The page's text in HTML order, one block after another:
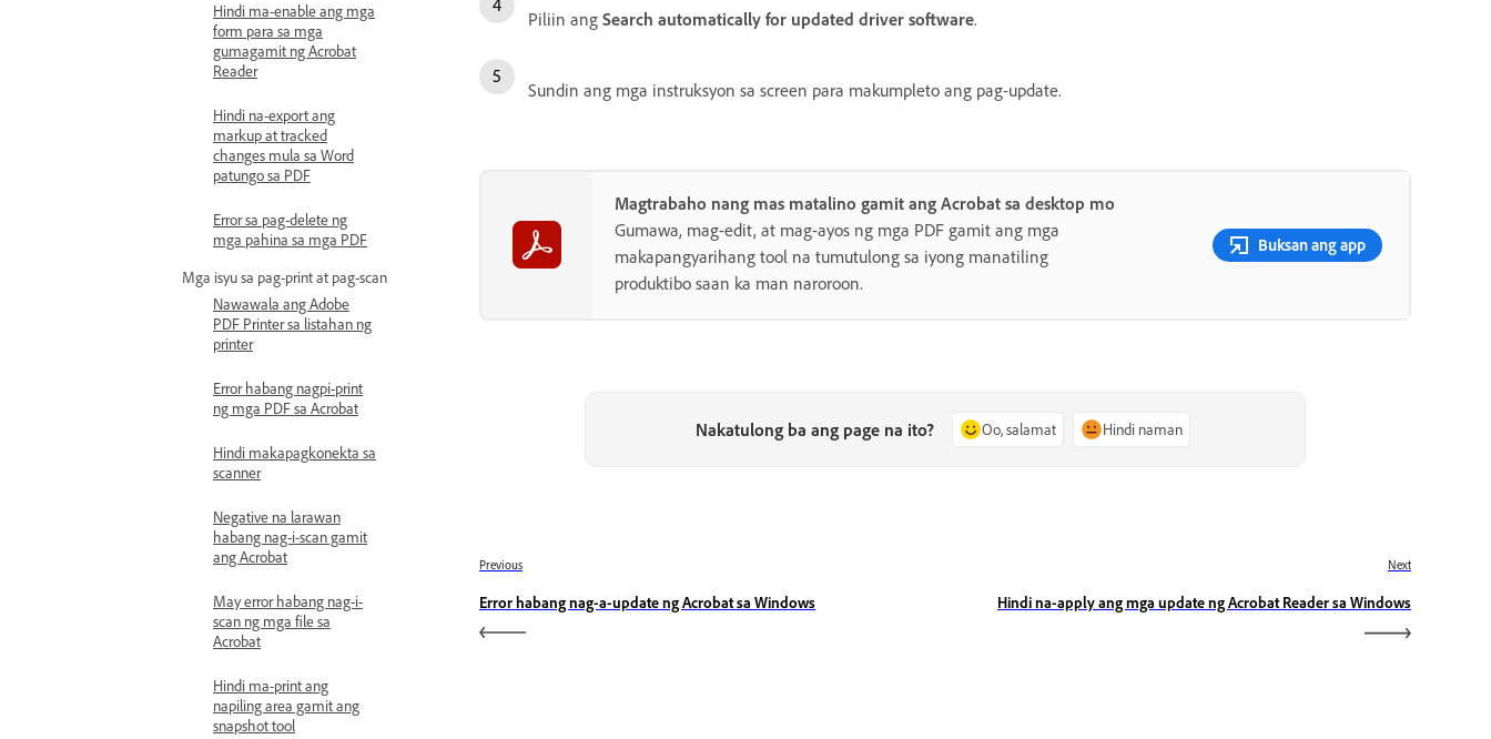
Hindi ma-enable ang mga
form para sa mga
gumagamit ng Acrobat
Reader
Hindi na-export ang
markup at tracked
changes mula sa Word
patungo sa PDF
Error sa pag-delete ng
mga pahina sa mga PDF
Mga isyu sa pag-print at pag-scan
Nawawala ang Adobe
PDF Printer sa listahan ng
printer
Error habang nagpi-print
ng mga PDF sa Acrobat
Hindi makapagkonekta sa
scanner
Negative na larawan
habang nag-i-scan gamit
ang Acrobat
May error habang nag-i-
scan ng mga file sa
Acrobat
Hindi ma-print ang
napiling area gamit ang
snapshot tool
Piliin ang Search automatically for updated driver software.
Sundin ang mga instruksyon sa screen para makumpleto ang pag-update.
Magtrabaho nang mas matalino gamit ang Acrobat sa desktop mo
Gumawa, mag-edit, at mag-ayos ng mga PDF gamit ang mga
makapangyarihang tool na tumutulong sa iyong manatiling
produktibo saan ka man naroroon.
Buksan ang app
Nakatulong ba ang page na ito? Oo, salamat Hindi naman
Previous
Error habang nag-a-update ng Acrobat sa Windows
Next
Hindi na-apply ang mga update ng Acrobat Reader sa Windows